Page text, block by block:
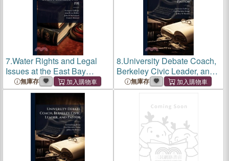
7.Water Rights and Legal
Issues at the East Bay
Municipal Utility District,
1951-198
無庫存
8.University Debate Coach,
Berkeley Civic Leader, and
Pastor無庫存